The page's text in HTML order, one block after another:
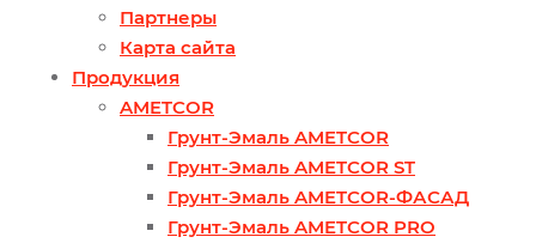
Партнеры
Карта сайта
Продукция
AMETCOR
Грунт-Эмаль AMETCOR
Грунт-Эмаль AMETCOR ST
Грунт-Эмаль AMETCOR-ФАСАД
Грунт-Эмаль AMETCOR PRO